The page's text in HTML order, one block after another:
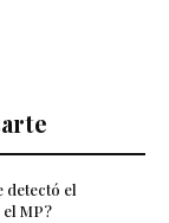
detectó el
MP?